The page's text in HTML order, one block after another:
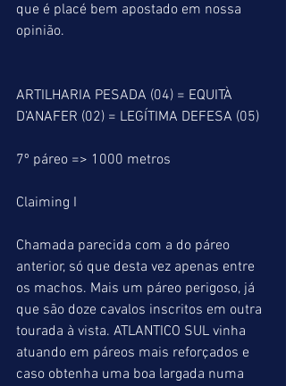
que é placé bem apostado em nossa
opinião.
ARTILHARIA PESADA (04) = EQUITÀ
D’ANAFER (02) = LEGÍTIMA DEFESA (05)
7º páreo => 1000 metros
Claiming I
Chamada parecida com a do páreo
anterior, só que desta vez apenas entre
os machos. Mais um páreo perigoso, já
que são doze cavalos inscritos em outra
tourada à vista. ATLANTICO SUL vinha
atuando em páreos mais reforçados e
caso obtenha uma boa largada numa